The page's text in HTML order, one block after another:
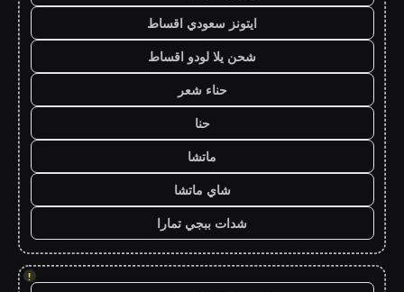
ايتونز سعودي اقساط
شحن يلا لودو اقساط
حناء شعر
حنا
ماتشا
شاي ماتشا
شدات ببجي تمارا
!